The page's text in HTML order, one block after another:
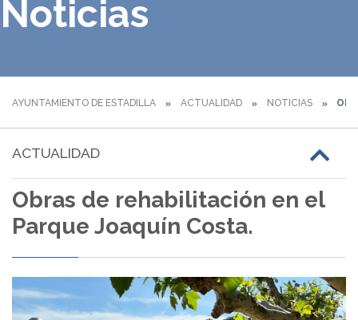
Noticias
AYUNTAMIENTO DE ESTADILLA ACTUALIDAD NOTICIAS
ACTUALIDAD
Obras de rehabilitación en el
Parque Joaquín Costa.